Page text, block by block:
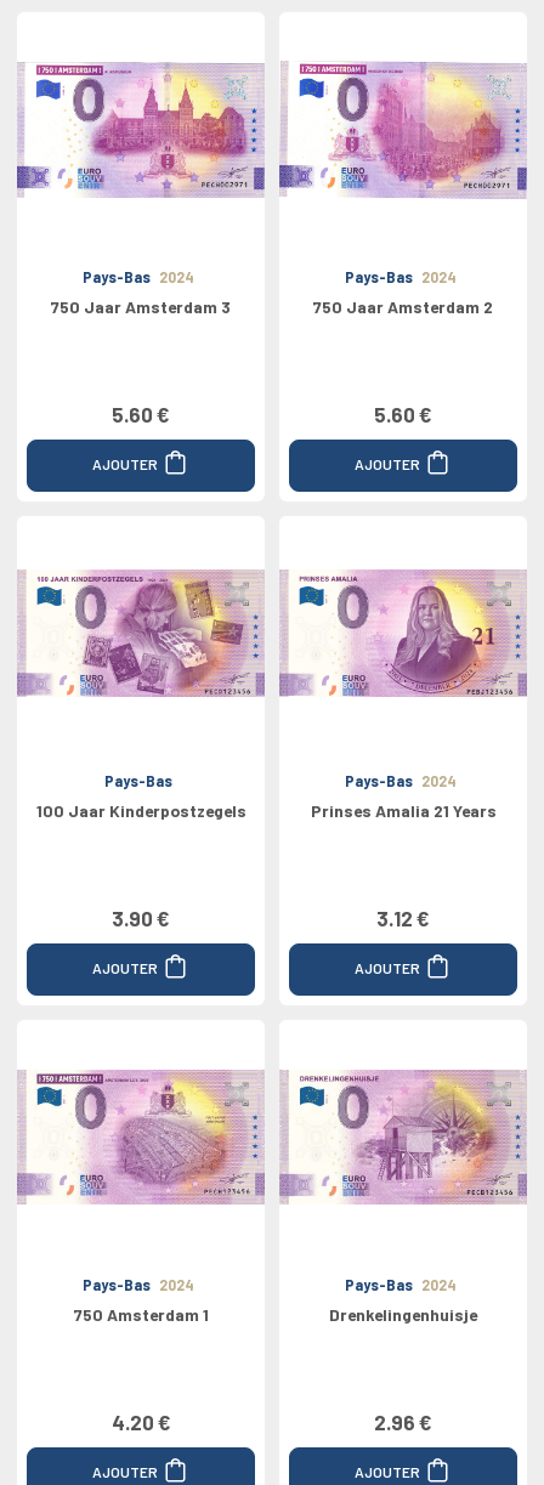
Pays-Bas 2024
750 Jaar Amsterdam 3
5.60 €
AJOUTER
Pays-Bas 2024
750 Jaar Amsterdam 2
5.60 €
AJOUTER
Pays-Bas
100 Jaar Kinderpostzegels
3.90 €
AJOUTER
Pays-Bas 2024
Prinses Amalia 21 Years
3.12 €
AJOUTER
Pays-Bas 2024
750 Amsterdam 1
4.20 €
AJOUTER
Pays-Bas 2024
Drenkelingenhuisje
2.96 €
AJOUTER